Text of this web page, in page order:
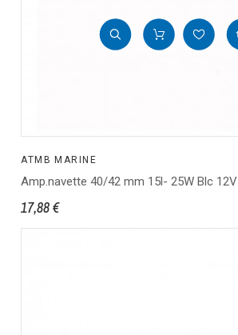
ATMB MARINE
Amp.navette 40/42 mm 15l- 25W Blc 12V
17,88 €